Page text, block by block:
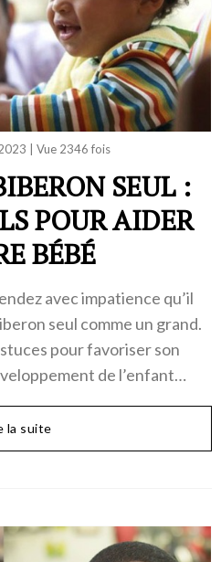
Vue 2346 fois
SEUL :
POUR AIDER
BÉBÉ
avec impatience qu’il
seul comme un grand.
pour favoriser son
de l’enfant…
la suite